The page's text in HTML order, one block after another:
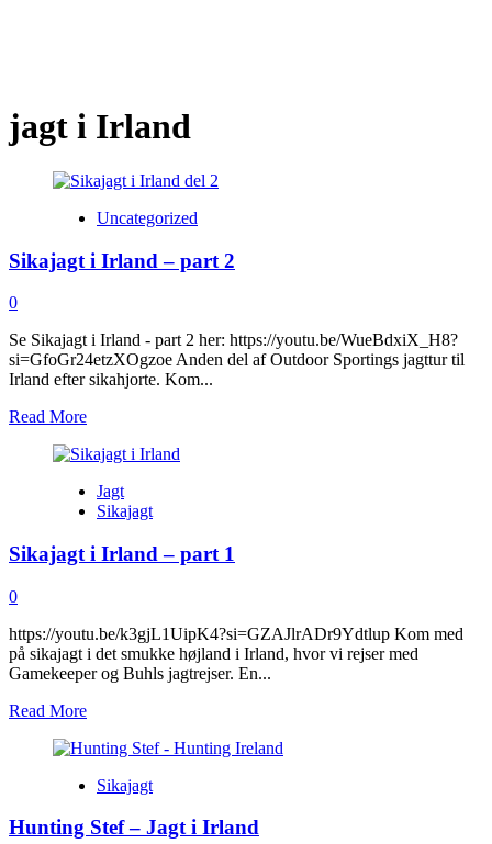
jagt i Irland
Uncategorized
Sikajagt i Irland – part 2
0
Se Sikajagt i Irland - part 2 her: https://youtu.be/WueBdxiX_H8?
si=GfoGr24etzXOgzoe Anden del af Outdoor Sportings jagttur til
Irland efter sikahjorte. Kom...
Read MoreRead
about
Irland
part
Jagt
Sikajagt
Sikajagt i Irland – part 1
0
https://youtu.be/k3gjL1UipK4?si=GZAJlrADr9Ydtlup Kom med
på sikajagt i det smukke højland i Irland, hvor vi rejser med
Gamekeeper og Buhls jagtrejser. En...
Read MoreRead
about
–
Sikajagt
Hunting Stef – Jagt i Irland